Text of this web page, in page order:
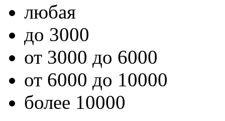
любая
до 3000
от 3000 до 6000
от 6000 до 10000
более 10000